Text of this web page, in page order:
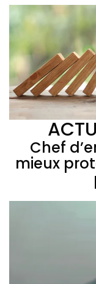
Chef
mieux